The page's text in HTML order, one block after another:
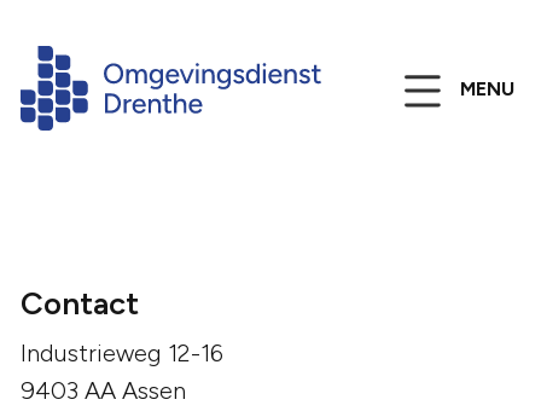
MENU
Contact
Industrieweg 12-16
9403 AA Assen